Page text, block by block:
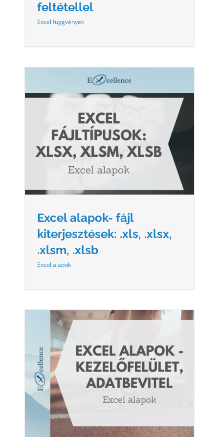
feltétellel
Excel függvények
Excel alapok- fájl
kiterjesztések: .xls, .xlsx,
.xlsm, .xlsb
Excel alapok